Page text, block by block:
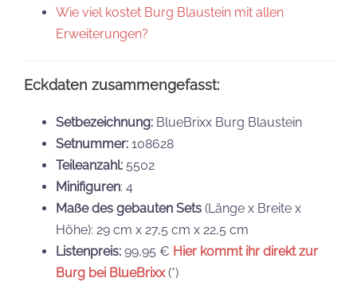
Wie viel kostet Burg Blaustein mit allen
Erweiterungen?
Eckdaten zusammengefasst:
Setbezeichnung: BlueBrixx Burg Blaustein
Setnummer: 108628
Teileanzahl: 5502
Minifiguren: 4
Maße des gebauten Sets (Länge x Breite x
Höhe): 29 cm x 27,5 cm x 22,5 cm
Listenpreis: 99,95 € Hier kommt ihr direkt zur
Burg bei BlueBrixx(*)